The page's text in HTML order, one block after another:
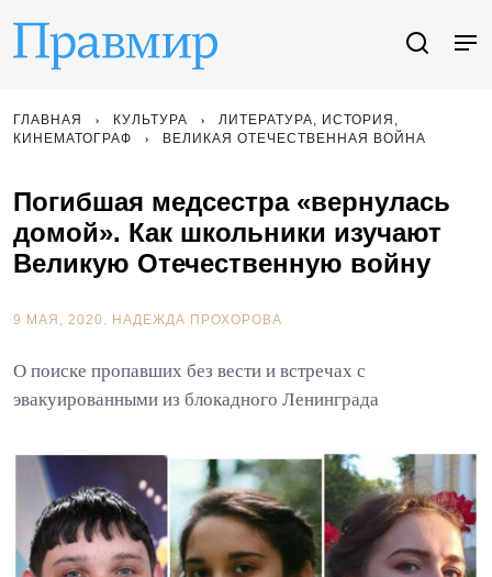
ГЛАВНАЯ КУЛЬТУРА
ЛИТЕРАТУРА, ИСТОРИЯ,
КИНЕМАТОГРАФ
ВЕЛИКАЯ ОТЕЧЕСТВЕННАЯ ВОЙНА
Погибшая медсестра «вернулась
домой». Как школьники изучают
Великую Отечественную войну
9 МАЯ, 2020. НАДЕЖДА ПРОХОРОВА
О поиске пропавших без вести и встречах с
эвакуированными из блокадного Ленинграда